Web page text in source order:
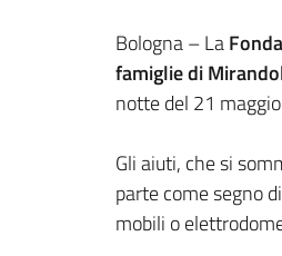
Contenuto
Bologna – La
famiglie di
notte del 21
Gli aiuti, che si
parte come segno
mobili o